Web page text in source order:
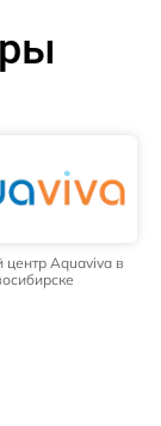
Aquaviva в